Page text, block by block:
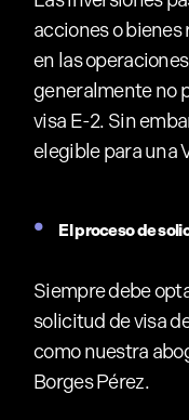
acciones o
en las
generalmente no
visa E-2. Sin
elegible para una
El proceso de
Siempre debe
solicitud de visa
como nuestra
Borges Pérez.